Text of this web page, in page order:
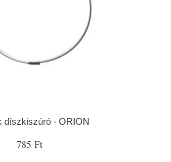
díszkiszúró - ORION
785 Ft